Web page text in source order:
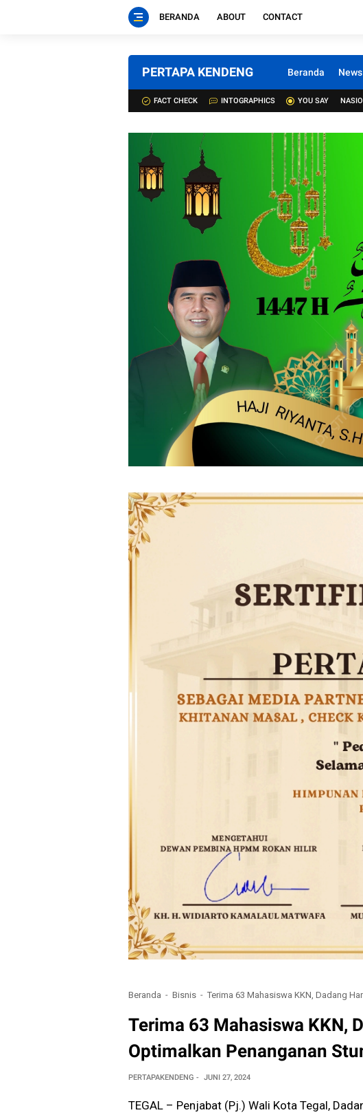
BERANDA ABOUT CONTACT
PERTAPA KENDENG Beranda News
FACT CHECK INTOGRAPHICS YOU SAY
Beranda Bisnis Terima 63 Mahasiswa KKN, Dadang
Terima 63 Mahasiswa KKN,
Optimalkan Penanganan
PERTAPAKENDENG JUNI 27, 2024
TEGAL – Penjabat (Pj.) Wali Kota Tegal,